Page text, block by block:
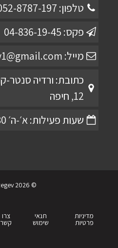
טלפון: 052-8787-197
פקס: 04-836-19-45
מייל: liranregev1@gmail.com
12, חיפה
שעות פעילות: א׳-ה׳ 8:30 עד 16:30
© 2026 Liran Regev
מדיניות
פרטיות
תנאי
שימוש
צרו
קשר